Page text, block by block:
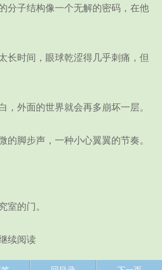
子结构像一个无解的密码，在他
时间，眼球乾涩得几乎刺痛，但
外面的世界就会再多崩坏一层。
脚步声，一种小心翼翼的节奏。
的门。
续阅读